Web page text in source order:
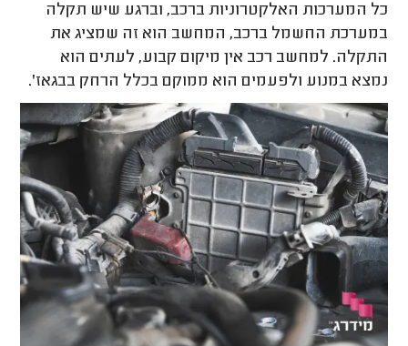
כל המערכות האלקטרוניות ברכב, וברגע שיש תקלה
במערכת החשמל ברכב, המחשב הוא זה שמציג את
התקלה. למחשב רכב אין מיקום קבוע, לעתים הוא
נמצא במנוע ולפעמים הוא ממוקם בכלל הרחק בבגאז'.